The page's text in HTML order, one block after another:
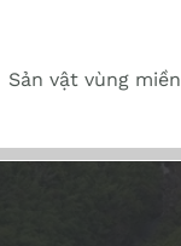
Sản vật vùng miền